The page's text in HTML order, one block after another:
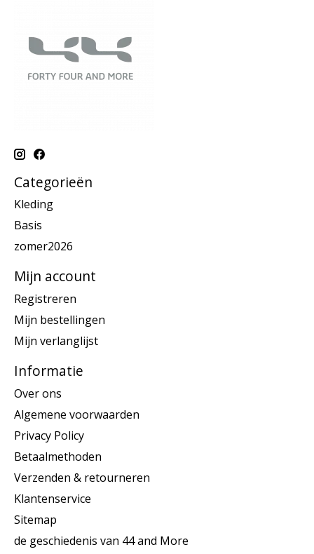
Categorieën
Kleding
Basis
zomer2026
Mijn account
Registreren
Mijn bestellingen
Mijn verlanglijst
Informatie
Over ons
Algemene voorwaarden
Privacy Policy
Betaalmethoden
Verzenden & retourneren
Klantenservice
Sitemap
de geschiedenis van 44 and More